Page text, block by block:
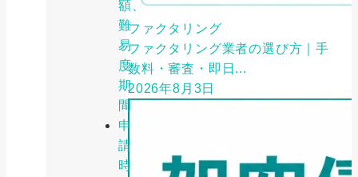
額、
難
易
度、
期
間
申
請
時
ファクタリング
ファクタリング業者の選び方｜手
数料・審査・即日...
2026年8月3日